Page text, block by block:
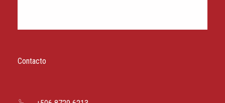
Contacto